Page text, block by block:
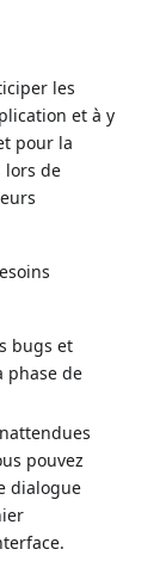
les
et à y
pour la
lors de
bugs et
phase de
pouvez
dialogue